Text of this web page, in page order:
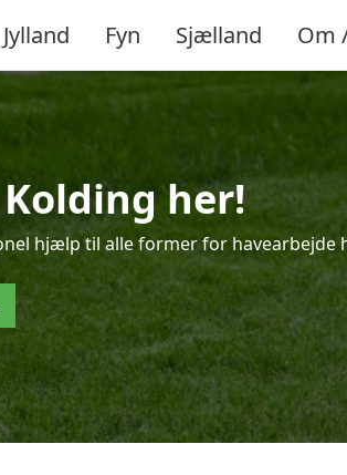
Jylland Fyn Sjælland Om
her!
hjælp til alle former for havearbejde